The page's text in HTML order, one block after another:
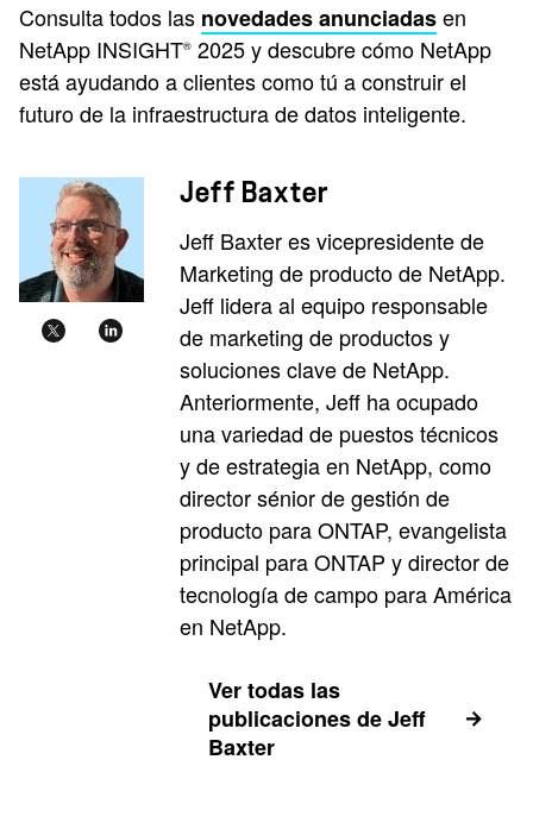
Consulta todos las novedades anunciadasen
NetApp INSIGHT® 2025 y descubre cómo NetApp
está ayudando a clientes como tú a construir el
futuro de la infraestructura de datos inteligente.
Jeff Baxter
Jeff Baxter es vicepresidente de
Marketing de producto de NetApp.
Jeff lidera al equipo responsable
de marketing de productos y
soluciones clave de NetApp.
Anteriormente, Jeff ha ocupado
una variedad de puestos técnicos
y de estrategia en NetApp, como
director sénior de gestión de
producto para ONTAP, evangelista
principal para ONTAP y director de
tecnología de campo para América
en NetApp.
Ver todas las
publicaciones de Jeff
Baxter